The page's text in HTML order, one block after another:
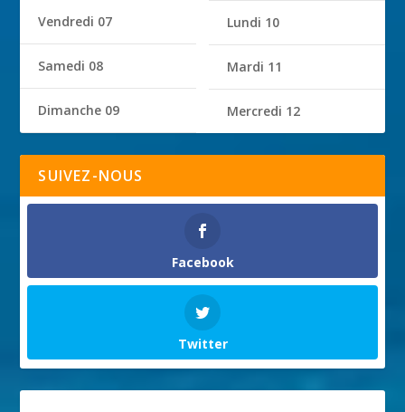
Vendredi 07
Samedi 08
Dimanche 09
Lundi 10
Mardi 11
Mercredi 12
SUIVEZ-NOUS
Facebook
Twitter